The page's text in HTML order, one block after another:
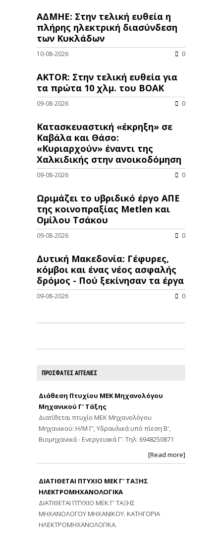
ΑΔΜΗΕ: Στην τελική ευθεία η
πλήρης ηλεκτρική διασύνδεση
των Κυκλάδων
10-08-2026 0
AKTOR: Στην τελική ευθεία για
τα πρώτα 10 χλμ. του ΒΟΑΚ
09-08-2026 0
Κατασκευαστική «έκρηξη» σε
Καβάλα και Θάσο:
«Κυριαρχούν» έναντι της
Χαλκιδικής στην ανοικοδόμηση
09-08-2026 0
Ωριμάζει το υβριδικό έργο ΑΠΕ
της κοινοπραξίας Metlen και
Ομίλου Τσάκου
09-08-2026 0
Δυτική Μακεδονία: Γέφυρες,
κόμβοι και ένας νέος ασφαλής
δρόμος - Πού ξεκίνησαν τα έργα
09-08-2026 0
ΠΡΟΣΦΑΤΕΣ ΑΓΓΕΛΙΕΣ
Διάθεση Πτυχίου ΜΕΚ Μηχανολόγου
Μηχανικού Γ' Τάξης
Διατίθεται πτυχίο ΜΕΚ Μηχανολόγου
Μηχανικού: Η/Μ Γ', Υδραυλικά υπό πίεση Β',
Βιομηχανικά - Ενεργειακά Γ'. Τηλ: 6948250871
[Read more]
ΔΙΑΤΙΘΕΤΑΙ ΠΤΥΧΙΟ ΜΕΚ Γ' ΤΑΞΗΣ
ΗΛΕΚΤΡΟΜΗΧΑΝΟΛΟΓΙΚΑ
ΔΙΑΤΙΘΕΤΑΙ ΠΤΥΧΙΟ ΜΕΚ Γ' ΤΑΞΗΣ
ΜΗΧΑΝΟΛΟΓΟΥ ΜΗΧΑΝΙΚΟΥ. ΚΑΤΗΓΟΡΙΑ
ΗΛΕΚΤΡΟΜΗΧΑΝΟΛΟΓΙΚΑ.